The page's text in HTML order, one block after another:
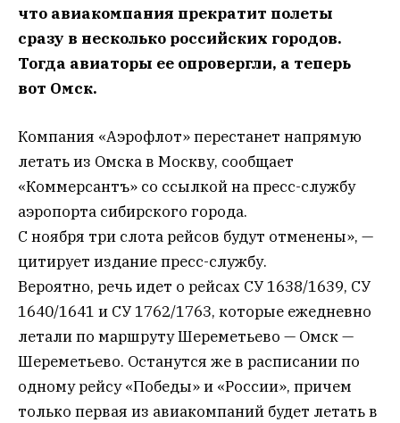
что авиакомпания прекратит полеты
сразу в несколько российских городов.
Тогда авиаторы ее опровергли, а теперь
вот Омск.
Компания «Аэрофлот» перестанет напрямую
летать из Омска в Москву, сообщает
«Коммерсантъ» со ссылкой на пресс-службу
аэропорта сибирского города.
С ноября три слота рейсов будут отменены», —
цитирует издание пресс-службу.
Вероятно, речь идет о рейсах СУ 1638/1639, СУ
1640/1641 и СУ 1762/1763, которые ежедневно
летали по маршруту Шереметьево — Омск —
Шереметьево. Останутся же в расписании по
одному рейсу «Победы» и «России», причем
только первая из авиакомпаний будет летать в